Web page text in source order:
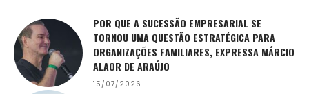
POR QUE A SUCESSÃO EMPRESARIAL SE
TORNOU UMA QUESTÃO ESTRATÉGICA PARA
ORGANIZAÇÕES FAMILIARES, EXPRESSA MÁRCIO
ALAOR DE ARAÚJO
15/07/2026